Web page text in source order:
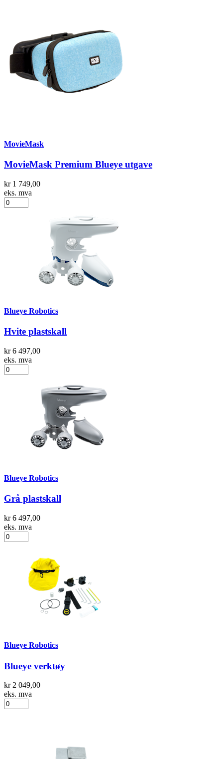
MovieMask
MovieMask Premium Blueye utgave
kr 1 749,00
eks. mva
Blueye Robotics
Hvite plastskall
kr 6 497,00
eks. mva
Blueye Robotics
Grå plastskall
kr 6 497,00
eks. mva
Blueye Robotics
Blueye verktøy
kr 2 049,00
eks. mva